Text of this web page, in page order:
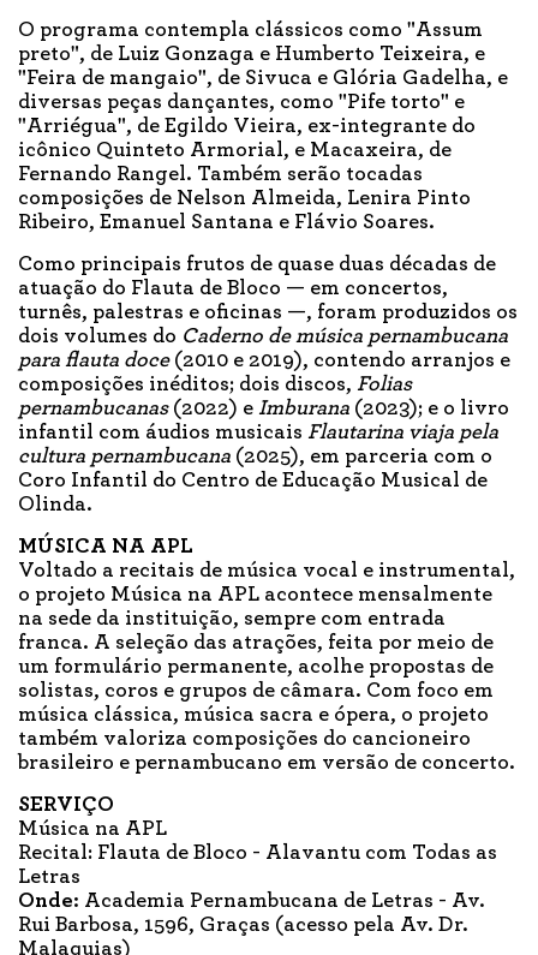
O programa contempla clássicos como "Assum
preto", de Luiz Gonzaga e Humberto Teixeira, e
"Feira de mangaio", de Sivuca e Glória Gadelha, e
diversas peças dançantes, como "Pife torto" e
"Arriégua", de Egildo Vieira, ex-integrante do
icônico Quinteto Armorial, e Macaxeira, de
Fernando Rangel. Também serão tocadas
composições de Nelson Almeida, Lenira Pinto
Ribeiro, Emanuel Santana e Flávio Soares.
Como principais frutos de quase duas décadas de
atuação do Flauta de Bloco — em concertos,
turnês, palestras e oficinas —, foram produzidos os
dois volumes do Caderno de música pernambucana
para flauta doce(2010 e 2019), contendo arranjos e
composições inéditos; dois discos, Folias
pernambucanas(2022) e Imburana (2023); e o livro
infantil com áudios musicais Flautarina viaja pela
cultura pernambucana (2025), em parceria com o
Coro Infantil do Centro de Educação Musical de
Olinda.
MÚSICA NA APL
Voltado a recitais de música vocal e instrumental,
o projeto Música na APL acontece mensalmente
na sede da instituição, sempre com entrada
franca. A seleção das atrações, feita por meio de
um formulário permanente, acolhe propostas de
solistas, coros e grupos de câmara. Com foco em
música clássica, música sacra e ópera, o projeto
também valoriza composições do cancioneiro
brasileiro e pernambucano em versão de concerto.
SERVIÇO
Música na APL
Recital: Flauta de Bloco - Alavantu com Todas as
Letras
Onde: Academia Pernambucana de Letras - Av.
Rui Barbosa, 1596, Graças (acesso pela Av. Dr.
Malaquias)